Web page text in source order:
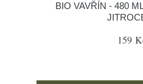
BIO VAVŘÍN - 480
159